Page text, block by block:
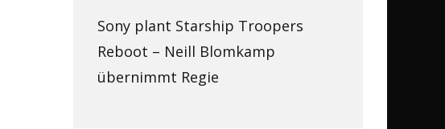
Sony plant Starship Troopers
Reboot – Neill Blomkamp
übernimmt Regie